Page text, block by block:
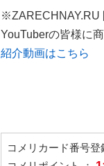
※ZARECHNAY.RU
YouTuberの皆様に
紹介動画はこちら
コメリカード番号